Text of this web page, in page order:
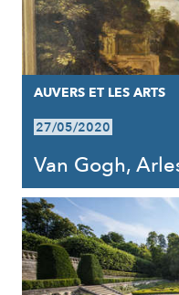
AUVERS ET LES ARTS
27/05/2020
Van Gogh,